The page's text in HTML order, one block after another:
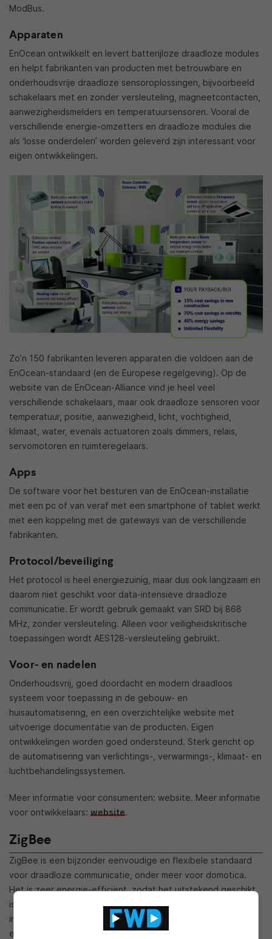
ModBus.
Apparaten
EnOcean ontwikkelt en levert batterijloze draadloze modules
en helpt fabrikanten van producten met betrouwbare en
onderhoudsvrije draadloze sensoroplossingen, bijvoorbeeld
schakelaars met en zonder versleuteling, magneetcontacten,
aanwezigheidsmelders en temperatuursensoren. Vooral de
verschillende energie-omzetters en draadloze modules die
als ‘losse onderdelen’ worden geleverd zijn interessant voor
eigen ontwikkelingen.
Zo’n 150 fabrikanten leveren apparaten die voldoen aan de
EnOcean-standaard (en de Europese regelgeving). Op de
website van de EnOcean-Alliance vind je heel veel
verschillende schakelaars, maar ook draadloze sensoren voor
temperatuur, positie, aanwezigheid, licht, vochtigheid,
klimaat, water, evenals actuatoren zoals dimmers, relais,
servomotoren en ruimteregelaars.
Apps
De software voor het besturen van de EnOcean-installatie
met een pc of van veraf met een smartphone of tablet werkt
met een koppeling met de gateways van de verschillende
fabrikanten.
Protocol/beveiliging
Het protocol is heel energiezuinig, maar dus ook langzaam en
daarom niet geschikt voor data-intensieve draadloze
communicatie. Er wordt gebruik gemaakt van SRD bij 868
MHz, zonder versleuteling. Alleen voor veiligheidskritische
toepassingen wordt AES128-versleuteling gebruikt.
Voor- en nadelen
Onderhoudsvrij, goed doordacht en modern draadloos
systeem voor toepassing in de gebouw- en
huisautomatisering, en een overzichtelijke website met
uitvoerige documentatie van de producten. Eigen
ontwikkelingen worden goed ondersteund. Sterk gericht op
de automatisering van verlichtings-, verwarmings-, klimaat- en
luchtbehandelingssystemen.
Meer informatie voor consumenten: website. Meer informatie
voor ontwikkelaars: website.
ZigBee
ZigBee is een bijzonder eenvoudige en flexibele standaard
voor draadloze communicatie, onder meer voor domotica.
Het is zeer energie-efficiënt, zodat het uitstekend geschikt
is voor toepassing in batterijgevoede apparaten. De
incompatibiliteit vanwege de grote variëteit van standaards
en specificaties waarover vroeger voortdurend werd